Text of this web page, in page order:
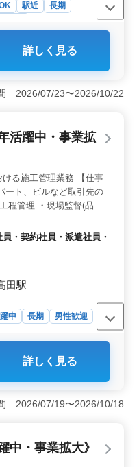
駅近
長期
じて柔軟に組みます
わせた働き方が選べま
通勤の利便性を大幅に
ったスキルを若手に伝
年以上あれば応募可能
リアを活かしながら、
きます。 ＜充実した
般の、幅広い業務に
ルを更に磨くことが
した収入が期待でき、
各保険が完備されてい
ています。
詳しく見る
2026/07/23〜2026/10/22
活躍中・事業拡
る施工管理業務 【仕事
ート、ビルなど取引先の
程管理 ・現場監督(品
理経験者 資格:電気工事
・契約社員・派遣社員・
田駅
中 長期
男性歓迎
施工管理
まで、幅広い年代が
方も、大いに歓迎され
福利厚生＞ 能力や
す。通勤手当や賞与な
なっています。
詳しく見る
2026/07/19〜2026/10/18
中・事業拡大》